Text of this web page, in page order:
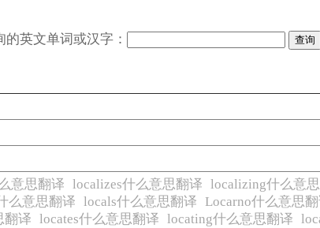
英文单词或汉字：
意思翻译 localizes什么意思翻译 localizing什么意
么意思翻译 locals什么意思翻译 Locarno什么意思
翻译 locates什么意思翻译 locating什么意思翻译